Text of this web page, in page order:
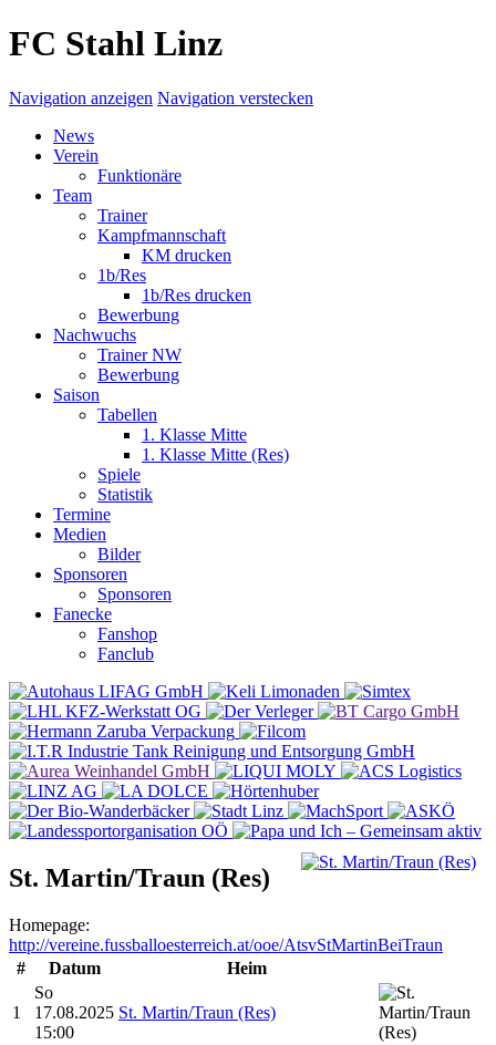
FC Stahl Linz
Navigation anzeigen Navigation verstecken
News
Verein
Funktionäre
Team
Trainer
Kampfmannschaft
KM drucken
1b/Res
1b/Res drucken
Bewerbung
Nachwuchs
Trainer NW
Bewerbung
Saison
Tabellen
1. Klasse Mitte
1. Klasse Mitte (Res)
Spiele
Statistik
Termine
Medien
Bilder
Sponsoren
Sponsoren
Fanecke
Fanshop
Fanclub
St. Martin/Traun (Res)
Homepage:
http://vereine.fussballoesterreich.at/ooe/AtsvStMartinBeiTraun
#
Datum Heim
1
So
17.08.2025
15:00
St. Martin/Traun (Res)